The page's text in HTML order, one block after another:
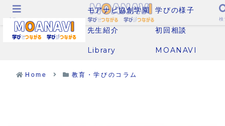
モアナビ協創学園 学びの様子
先生紹介 初回相談
Library MOANAVI
Home 教育・学びのコラム
メニュー